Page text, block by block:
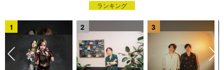
ランキング
1 2 3